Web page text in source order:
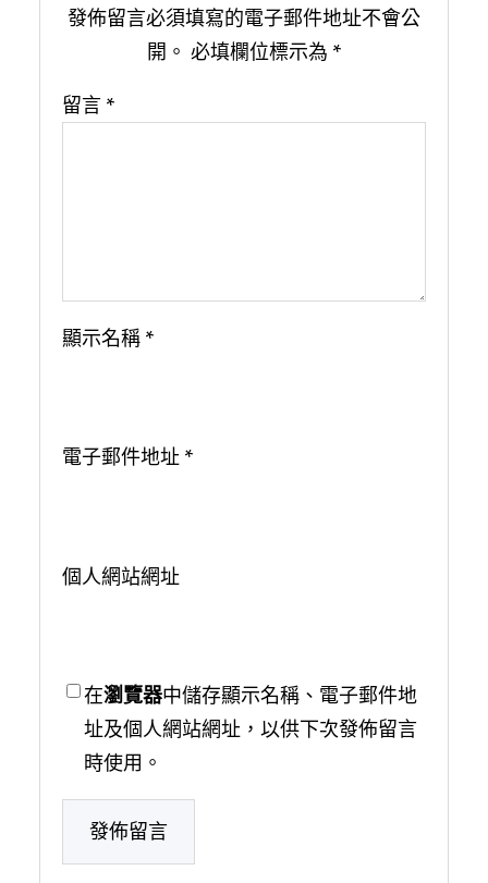
發佈留言必須填寫的電子郵件地址不會公
開。 必填欄位標示為 *
留言 *
顯示名稱 *
電子郵件地址 *
個人網站網址
在瀏覽器中儲存顯示名稱、電子郵件地
址及個人網站網址，以供下次發佈留言
時使用。